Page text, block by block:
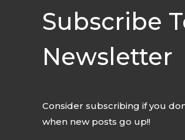
Subscribe
Newsletter
Consider subscribing if you
when new posts go up!!